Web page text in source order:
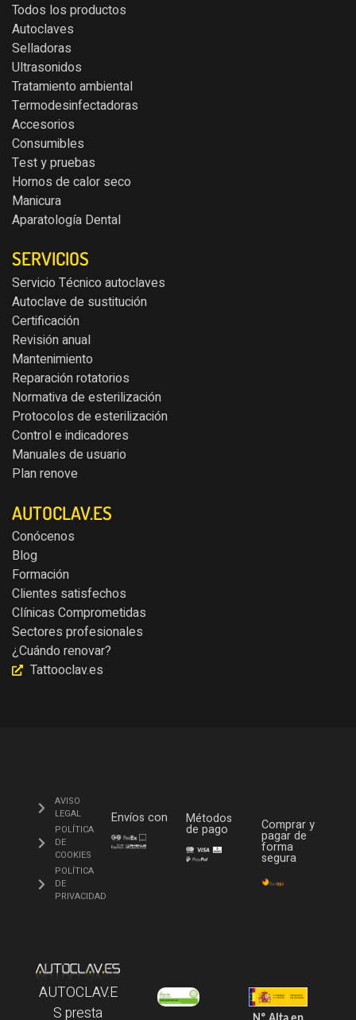
Todos los productos
Autoclaves
Selladoras
Ultrasonidos
Tratamiento ambiental
Termodesinfectadoras
Accesorios
Consumibles
Test y pruebas
Hornos de calor seco
Manicura
Aparatología Dental
SERVICIOS
Servicio Técnico autoclaves
Autoclave de sustitución
Certificación
Revisión anual
Mantenimiento
Reparación rotatorios
Normativa de esterilización
Protocolos de esterilización
Control e indicadores
Manuales de usuario
Plan renove
AUTOCLAV.ES
Conócenos
Blog
Formación
Clientes satisfechos
Clínicas Comprometidas
Sectores profesionales
¿Cuándo renovar?
Tattooclav.es
AVISO
LEGAL
POLÍTICA
DE
COOKIES
POLÍTICA
DE
PRIVACIDAD
Envíos con Métodos
de pago Comprar y
pagar de
forma
segura
AUTOCLAV.E
S presta